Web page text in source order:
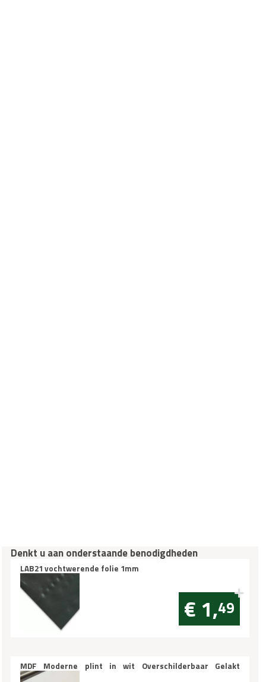
Denkt u aan onderstaande benodigdheden
LAB21 vochtwerende folie 1mm
€ 1,49
MDF Moderne plint in wit Overschilderbaar Gelakt
70x12mm vochtwerend per m1